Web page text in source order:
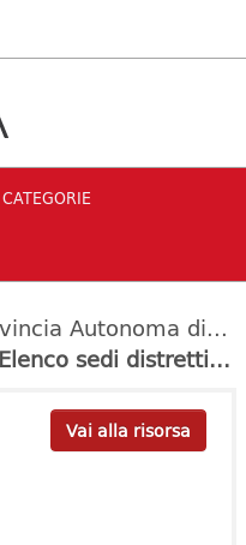
CATEGORIE
Autonoma di...
Elenco sedi distretti...
Vai alla risorsa